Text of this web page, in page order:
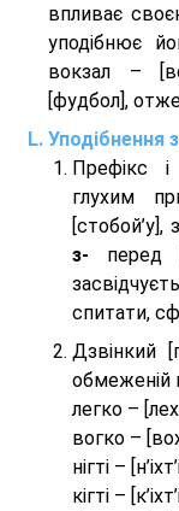
впливає
уподібнює
вокзал –
[фудбол],
Уподібнення
Префікс
глухим
з- перед
спитати,
Дзвінкий
обмеженій
легко –
вогко –
нігті –
кігті –